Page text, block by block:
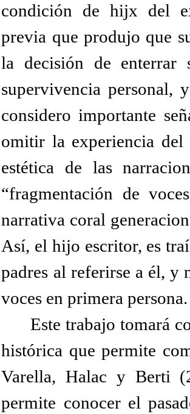
condición de hijx del
previa que produjo que
la decisión de enterrar
supervivencia personal,
considero importante
omitir la experiencia del
estética de las
“fragmentación de
narrativa coral
Así, el hijo escritor, es
padres al referirse a él, y
voces en primera persona.
Este trabajo tomará
histórica que permite
Varella, Halac y Berti
permite conocer el